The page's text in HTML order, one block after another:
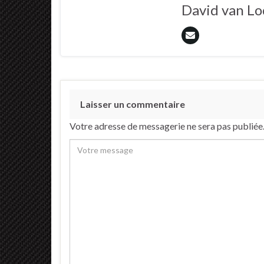
David van
Laisser un commentaire
Votre adresse de messagerie ne sera pas publiée.